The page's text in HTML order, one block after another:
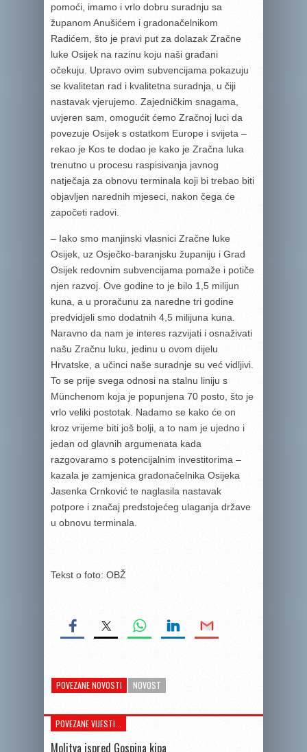
pomoći, imamo i vrlo dobru suradnju sa
županom Anušićem i gradonačelnikom
Radićem, što je pravi put za dolazak Zračne
luke Osijek na razinu koju naši građani
očekuju. Upravo ovim subvencijama pokazuju
se kvalitetan rad i kvalitetna suradnja, u čiji
nastavak vjerujemo. Zajedničkim snagama,
uvjeren sam, omogućit ćemo Zračnoj luci da
povezuje Osijek s ostatkom Europe i svijeta –
rekao je Kos te dodao je kako je Zračna luka
trenutno u procesu raspisivanja javnog
natječaja za obnovu terminala koji bi trebao biti
objavljen narednih mjeseci, nakon čega će
započeti radovi.
– Iako smo manjinski vlasnici Zračne luke
Osijek, uz Osječko-baranjsku županiju i Grad
Osijek redovnim subvencijama pomaže i potiče
njen razvoj. Ove godine to je bilo 1,5 milijun
kuna, a u proračunu za naredne tri godine
predvidjeli smo dodatnih 4,5 milijuna kuna.
Naravno da nam je interes razvijati i osnaživati
našu Zračnu luku, jedinu u ovom dijelu
Hrvatske, a učinci naše suradnje su već vidljivi.
To se prije svega odnosi na stalnu liniju s
Münchenom koja je popunjena 70 posto, što je
vrlo veliki postotak. Nadamo se kako će on
kroz vrijeme biti još bolji, a to nam je ujedno i
jedan od glavnih argumenata kada
razgovaramo s potencijalnim investitorima –
kazala je zamjenica gradonačelnika Osijeka
Jasenka Crnković te naglasila nastavak
potpore i značaj predstojećeg ulaganja države
u obnovu terminala.
Tekst o foto: OBŽ
POVEZANE NOVOSTI NOVOST
POVEZANE VIJESTI...
Molitva ispred Gospina kipa